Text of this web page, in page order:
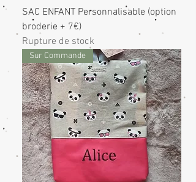
SAC ENFANT Personnalisable (option
broderie + 7€)
Rupture de stock
Sur Commande